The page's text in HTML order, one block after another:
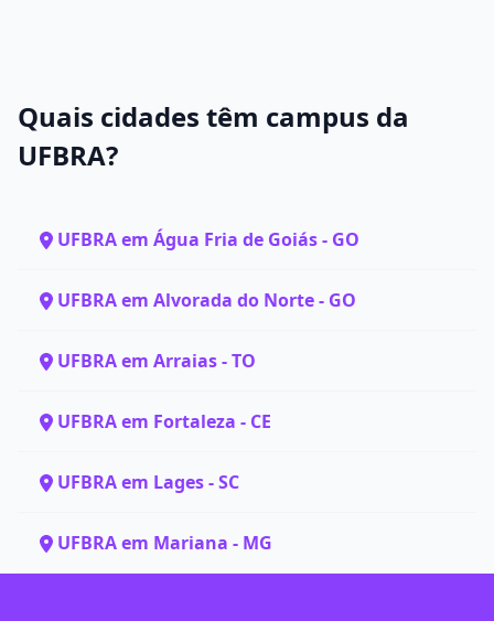
Quais cidades têm campus da
UFBRA?
UFBRA em Água Fria de Goiás - GO
UFBRA em Alvorada do Norte - GO
UFBRA em Arraias - TO
UFBRA em Fortaleza - CE
UFBRA em Lages - SC
UFBRA em Mariana - MG